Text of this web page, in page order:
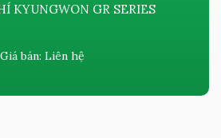
KYUNGWON GR SERIES
Giá bán: Liên hệ